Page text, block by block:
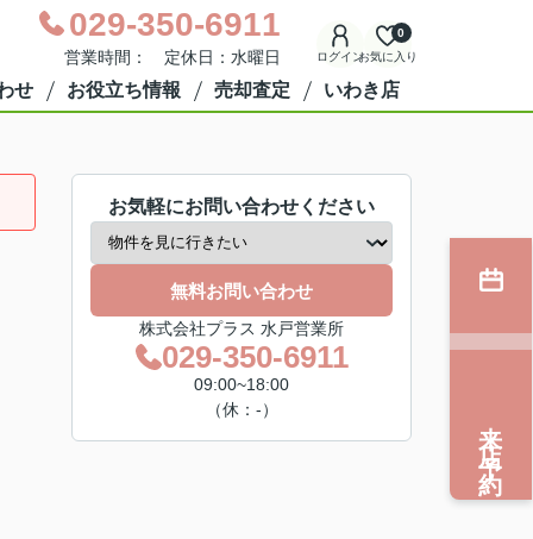
029-350-6911
営業時間： 定休日：水曜日 ログインお気に入り
0
せ お役立ち情報 売却査定 いわき店
お気軽にお問い合わせください
無料お問い合わせ
株式会社プラス 水戸営業所
029-350-6911
09:00~18:00
（休：-）
来店予約